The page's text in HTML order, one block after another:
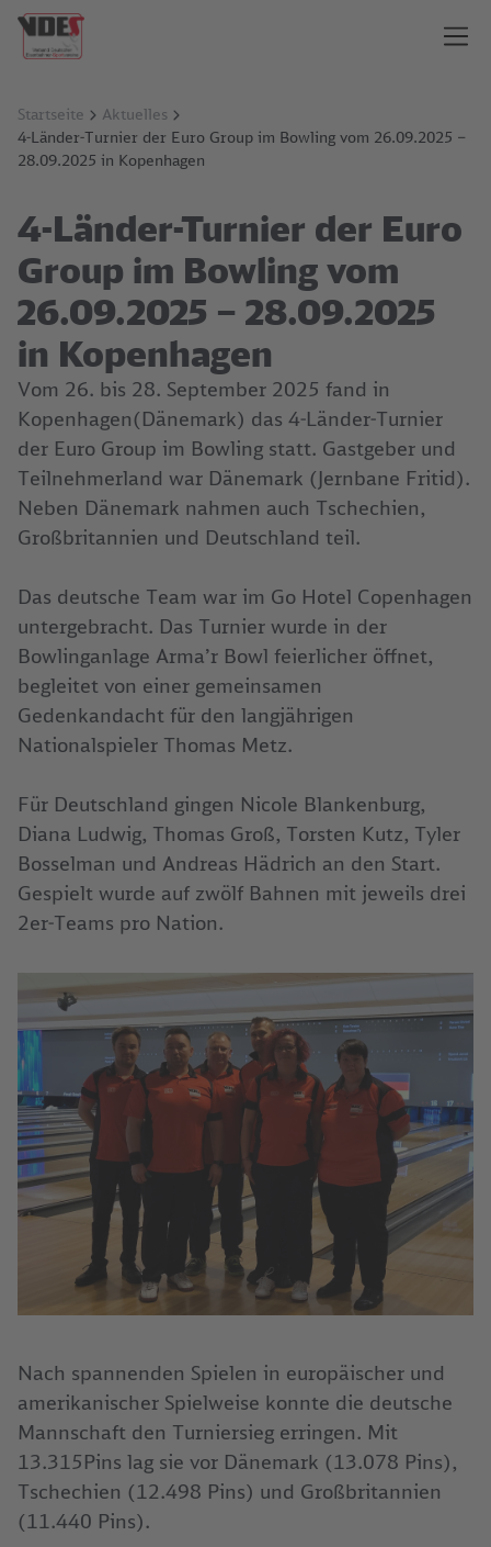
Startseite
Aktuelles
4-Länder-Turnier der Euro Group im Bowling vom 26.09.2025 –
28.09.2025 in Kopenhagen
4-Länder-Turnier der Euro
Group im Bowling vom
26.09.2025 – 28.09.2025
in Kopenhagen
Vom 26. bis 28. September 2025 fand in
Kopenhagen(Dänemark) das 4-Länder-Turnier
der Euro Group im Bowling statt. Gastgeber und
Teilnehmerland war Dänemark (Jernbane Fritid).
Neben Dänemark nahmen auch Tschechien,
Großbritannien und Deutschland teil.
Das deutsche Team war im Go Hotel Copenhagen
untergebracht. Das Turnier wurde in der
Bowlinganlage Arma’r Bowl feierlicher öffnet,
begleitet von einer gemeinsamen
Gedenkandacht für den langjährigen
Nationalspieler Thomas Metz.
Für Deutschland gingen Nicole Blankenburg,
Diana Ludwig, Thomas Groß, Torsten Kutz, Tyler
Bosselman und Andreas Hädrich an den Start.
Gespielt wurde auf zwölf Bahnen mit jeweils drei
2er-Teams pro Nation.
Nach spannenden Spielen in europäischer und
amerikanischer Spielweise konnte die deutsche
Mannschaft den Turniersieg erringen. Mit
13.315Pins lag sie vor Dänemark (13.078 Pins),
Tschechien (12.498 Pins) und Großbritannien
(11.440 Pins).